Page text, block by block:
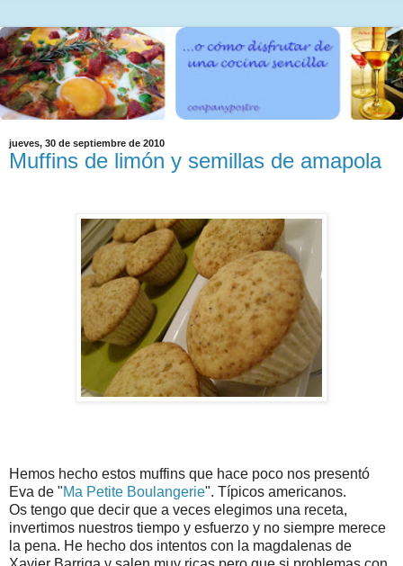
jueves, 30 de septiembre de 2010
Muffins de limón y semillas de amapola
Hemos hecho estos muffins que hace poco nos presentó
Eva de "Ma Petite Boulangerie". Típicos americanos.
Os tengo que decir que a veces elegimos una receta,
invertimos nuestros tiempo y esfuerzo y no siempre merece
la pena. He hecho dos intentos con la magdalenas de